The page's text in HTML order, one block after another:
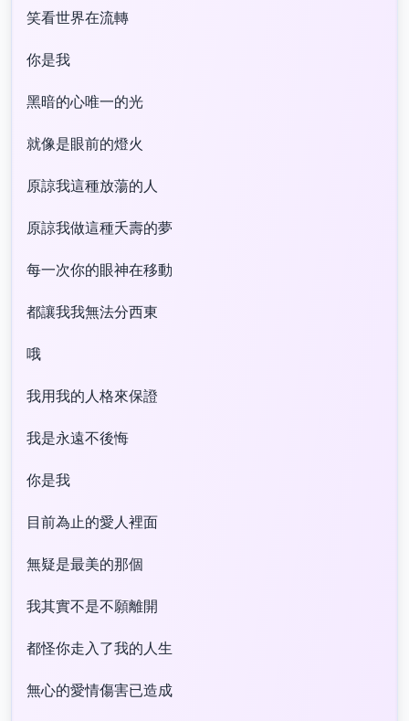
笑看世界在流轉
你是我
黑暗的心唯一的光
就像是眼前的燈火
原諒我這種放蕩的人
原諒我做這種夭壽的夢
每一次你的眼神在移動
都讓我我無法分西東
哦
我用我的人格來保證
我是永遠不後悔
你是我
目前為止的愛人裡面
無疑是最美的那個
我其實不是不願離開
都怪你走入了我的人生
無心的愛情傷害已造成